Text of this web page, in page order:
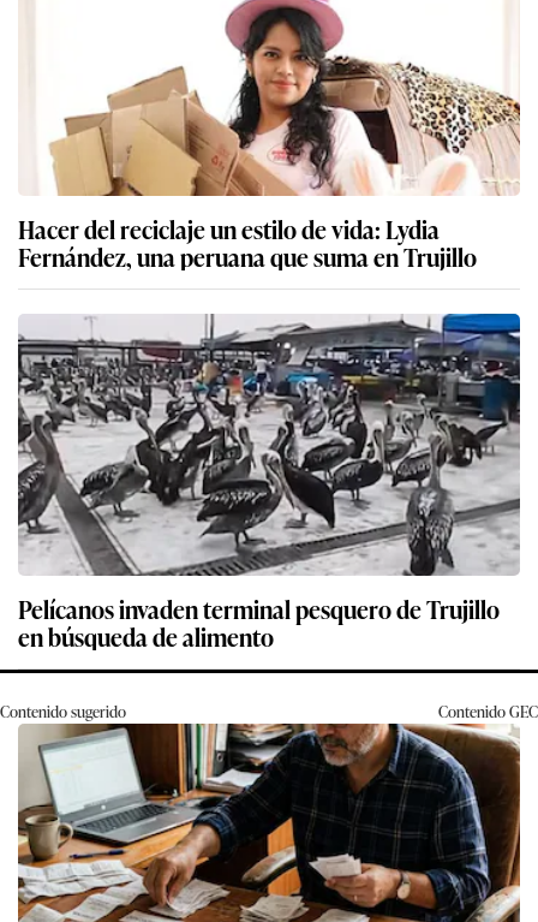
Hacer del reciclaje un estilo de vida: Lydia
Fernández, una peruana que suma en Trujillo
Pelícanos invaden terminal pesquero de Trujillo
en búsqueda de alimento
Contenido sugerido ContenidoGEC